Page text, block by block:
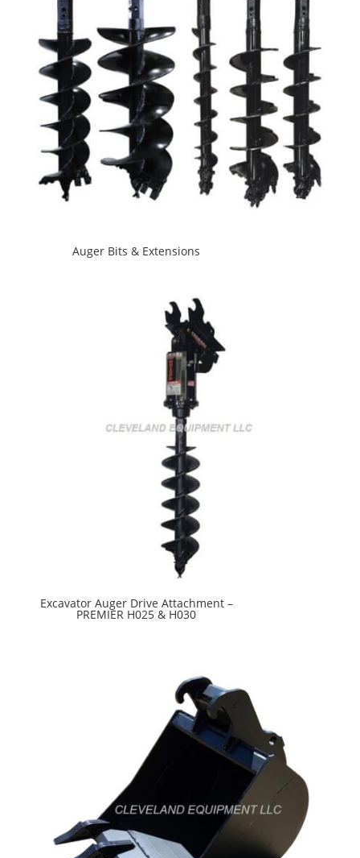
Auger Bits & Extensions
Excavator Auger Drive Attachment –
PREMIER H025 & H030